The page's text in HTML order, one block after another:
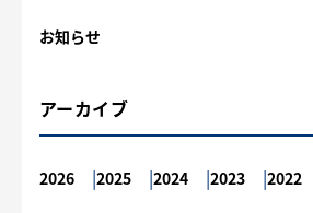
お知らせ
アーカイブ
2026 2025 2024 2023 2022